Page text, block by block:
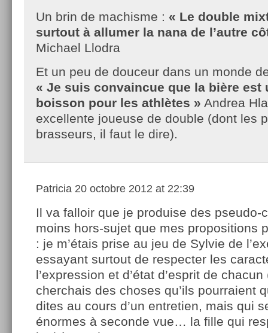
Un brin de machisme : « Le double
surtout à allumer la nana de l’autre
Michael Llodra
Et un peu de douceur dans un monde
« Je suis convaincue que la bière est
boisson pour les athlètes » Andrea
excellente joueuse de double (dont les
brasseurs, il faut le dire).
Patricia 20 octobre 2012 at 22:39
Il va falloir que je produise des pseudo-
moins hors-sujet que mes propositions
: je m’étais prise au jeu de Sylvie de
essayant surtout de respecter les
l’expression et d’état d’esprit de
cherchais des choses qu’ils pourraient
dites au cours d’un entretien, mais qui
énormes à seconde vue… la fille qui